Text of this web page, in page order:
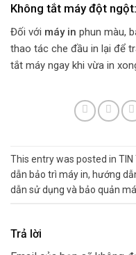
Không tắt máy đột ngột:
Đối với máy in phun màu,
thao tác che đầu in lại để
tắt máy ngay khi vừa in
This entry was posted in TIN
dẫn bảo trì máy in, hướng
dẫn sử dụng và bảo quản
Trả lời